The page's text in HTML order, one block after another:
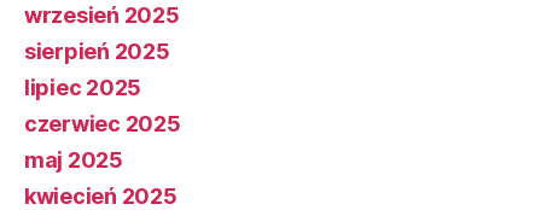
wrzesień 2025
sierpień 2025
lipiec 2025
czerwiec 2025
maj 2025
kwiecień 2025